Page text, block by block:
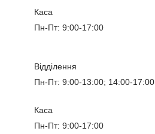
Каса
Пн-Пт: 9:00-17:00
Відділення
Пн-Пт: 9:00-13:00; 14:00-17:00
Каса
Пн-Пт: 9:00-17:00